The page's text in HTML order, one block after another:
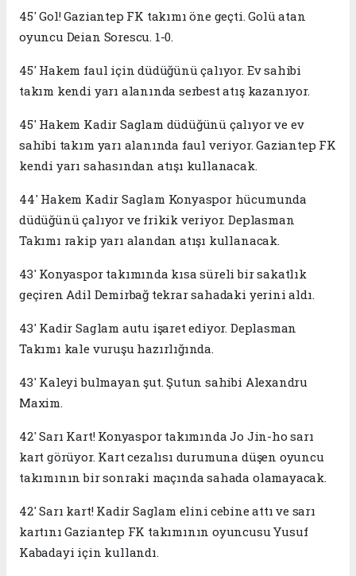
45' Gol! Gaziantep FK takımı öne geçti. Golü atan
oyuncu Deian Sorescu. 1-0.
45' Hakem faul için düdüğünü çalıyor. Ev sahibi
takım kendi yarı alanında serbest atış kazanıyor.
45' Hakem Kadir Saglam düdüğünü çalıyor ve ev
sahibi takım yarı alanında faul veriyor. Gaziantep FK
kendi yarı sahasından atışı kullanacak.
44' Hakem Kadir Saglam Konyaspor hücumunda
düdüğünü çalıyor ve frikik veriyor. Deplasman
Takımı rakip yarı alandan atışı kullanacak.
43' Konyaspor takımında kısa süreli bir sakatlık
geçiren Adil Demirbağ tekrar sahadaki yerini aldı.
43' Kadir Saglam autu işaret ediyor. Deplasman
Takımı kale vuruşu hazırlığında.
43' Kaleyi bulmayan şut. Şutun sahibi Alexandru
Maxim.
42' Sarı Kart! Konyaspor takımında Jo Jin-ho sarı
kart görüyor. Kart cezalısı durumuna düşen oyuncu
takımının bir sonraki maçında sahada olamayacak.
42' Sarı kart! Kadir Saglam elini cebine attı ve sarı
kartını Gaziantep FK takımının oyuncusu Yusuf
Kabadayi için kullandı.